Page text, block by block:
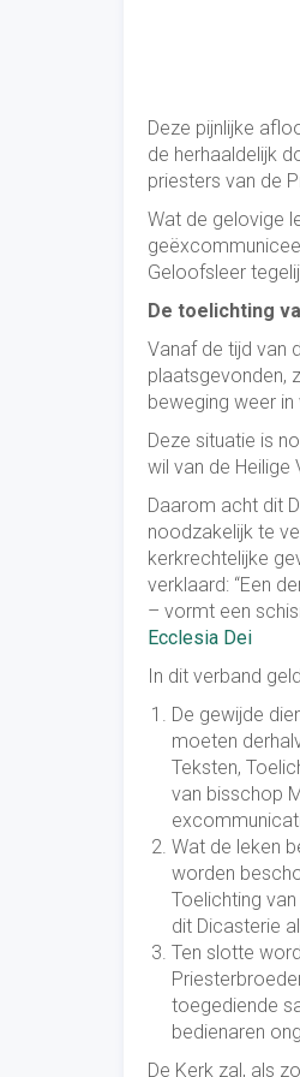
Deze pijnlijke
de herhaaldelijk
priesters van de
Wat de gelovige
Geloofsleer
De toelichting
Vanaf de tijd van
plaatsgevonden,
beweging weer
Deze situatie is
wil van de Heilige
Daarom acht dit
noodzakelijk te
kerkrechtelijke
verklaard: “Een
– vormt een
Ecclesia Dei
In dit verband
De gewijde
moeten
Teksten,
van bisschop
Wat de leken
worden
Toelichting
dit Dicasterie
Ten slotte
toegediende
bedienaren
De Kerk zal, als